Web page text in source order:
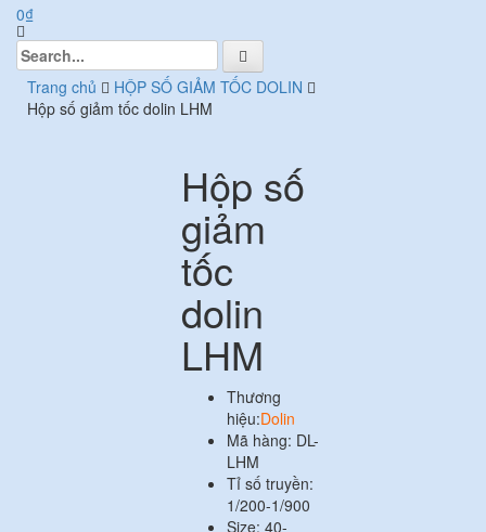
0₫
Search
for:
Trang chủ
HỘP SỐ GIẢM TỐC DOLIN
Hộp số giảm tốc dolin LHM
Hộp số
giảm
tốc
dolin
LHM
Thương
hiệu:Dolin
Mã hàng: DL-
LHM
Tỉ số truyền:
1/200-1/900
Size: 40-